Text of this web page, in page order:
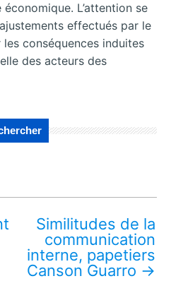
L’attention se
effectués par le
conséquences induites
des acteurs des
Similitudes de la
communication
interne, papetiers
Canson Guarro →